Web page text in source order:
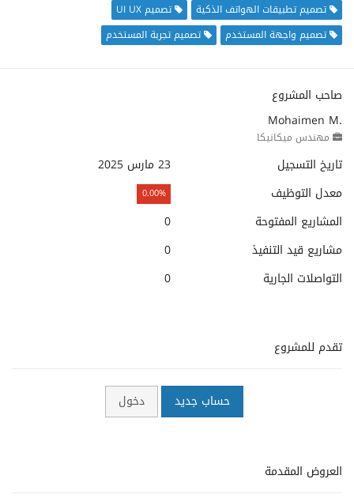
تصميم تطبيقات الهواتف الذكية
تصميم UI UX
تصميم واجهة المستخدم
تصميم تجربة المستخدم
صاحب المشروع
Mohaimen M.
مهندس ميكانيكا
تاريخ التسجيل
23 مارس 2025
معدل التوظيف
0.00%
المشاريع المفتوحة
0
مشاريع قيد التنفيذ
0
التواصلات الجارية
0
تقدم للمشروع
حساب جديد دخول
العروض المقدمة